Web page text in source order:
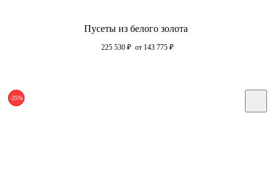
Пусеты из белого золота
225 530 ₽ от 143 775 ₽
-25%